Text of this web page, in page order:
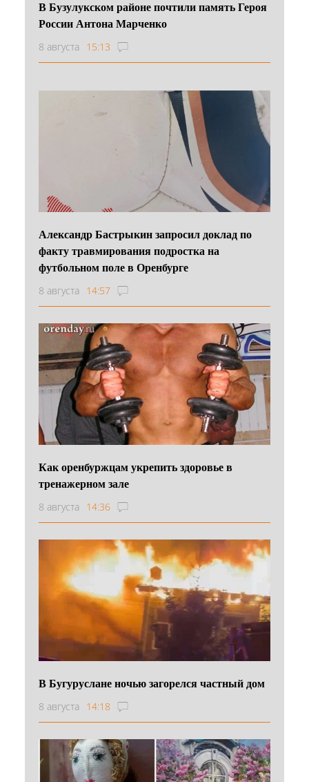
В Бузулукском районе почтили память Героя
России Антона Марченко
8 августа 15:13
Александр Бастрыкин запросил доклад по
факту травмирования подростка на
футбольном поле в Оренбурге
8 августа 14:57
Как оренбуржцам укрепить здоровье в
тренажерном зале
8 августа 14:36
В Бугуруслане ночью загорелся частный дом
8 августа 14:18